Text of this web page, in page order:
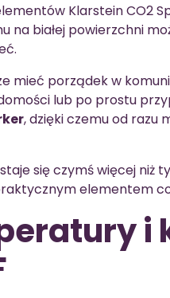
Klarstein CO2
na białej powierzchni
mieć porządek w
lub po prostu
, dzięki czemu od razu
się czymś więcej niż
elementem
i